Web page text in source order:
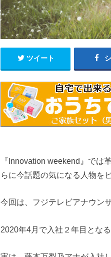
ツイート
『Innovation weekend』では
らに今話題の気になる人物を
今回は、フジテレビアナウン
2020年4月で入社２年目とな